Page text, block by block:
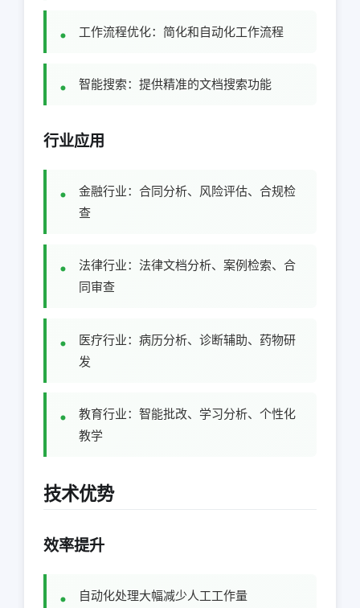
工作流程优化：简化和自动化工作流程
智能搜索：提供精准的文档搜索功能
行业应用
金融行业：合同分析、风险评估、合规检
查
法律行业：法律文档分析、案例检索、合
同审查
医疗行业：病历分析、诊断辅助、药物研
发
教育行业：智能批改、学习分析、个性化
教学
技术优势
效率提升
自动化处理大幅减少人工工作量